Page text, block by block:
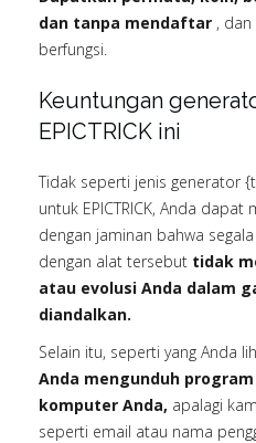
dan tanpa mendaftar ,
berfungsi.
Keuntungan
EPICTRICK ini
Tidak seperti jenis generator
untuk EPICTRICK, Anda dapat
dengan jaminan bahwa
dengan alat tersebut tidak
atau evolusi Anda dalam
diandalkan.
Selain itu, seperti yang Anda
Anda mengunduh
komputer Anda, apalagi
seperti email atau nama